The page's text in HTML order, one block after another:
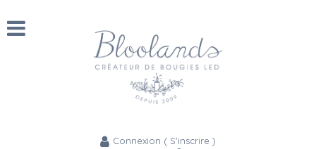
Connexion ( S'inscrire )